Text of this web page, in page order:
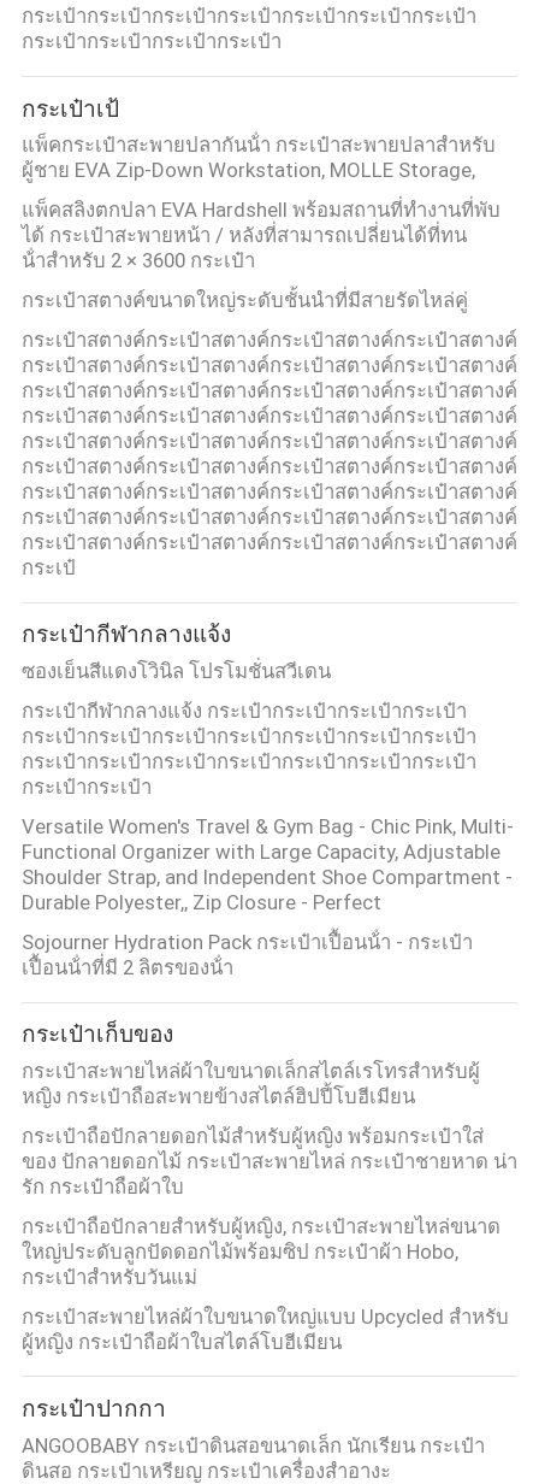
กระเป๋ากระเป๋ากระเป๋ากระเป๋ากระเป๋ากระเป๋ากระเป๋า
กระเป๋ากระเป๋ากระเป๋ากระเป๋า
กระเป๋าเป้
แพ็คกระเป๋าสะพายปลากันน้ํา กระเป๋าสะพายปลาสําหรับ
ผู้ชาย EVA Zip-Down Workstation, MOLLE Storage,
แพ็คสลิงตกปลา EVA Hardshell พร้อมสถานที่ทํางานที่พับ
ได้ กระเป๋าสะพายหน้า / หลังที่สามารถเปลี่ยนได้ที่ทน
น้ําสําหรับ 2 × 3600 กระเป๋า
กระเป๋าสตางค์ขนาดใหญ่ระดับชั้นนําที่มีสายรัดไหล่คู่
กระเป๋าสตางค์กระเป๋าสตางค์กระเป๋าสตางค์กระเป๋าสตางค์
กระเป๋าสตางค์กระเป๋าสตางค์กระเป๋าสตางค์กระเป๋าสตางค์
กระเป๋าสตางค์กระเป๋าสตางค์กระเป๋าสตางค์กระเป๋าสตางค์
กระเป๋าสตางค์กระเป๋าสตางค์กระเป๋าสตางค์กระเป๋าสตางค์
กระเป๋าสตางค์กระเป๋าสตางค์กระเป๋าสตางค์กระเป๋าสตางค์
กระเป๋าสตางค์กระเป๋าสตางค์กระเป๋าสตางค์กระเป๋าสตางค์
กระเป๋าสตางค์กระเป๋าสตางค์กระเป๋าสตางค์กระเป๋าสตางค์
กระเป๋าสตางค์กระเป๋าสตางค์กระเป๋าสตางค์กระเป๋าสตางค์
กระเป๋าสตางค์กระเป๋าสตางค์กระเป๋าสตางค์กระเป๋าสตางค์
กระเป๋
กระเป๋ากีฬากลางแจ้ง
ซองเย็นสีแดงโวินิล โปรโมชั่นสวีเดน
กระเป๋ากีฬากลางแจ้ง กระเป๋ากระเป๋ากระเป๋ากระเป๋า
กระเป๋ากระเป๋ากระเป๋ากระเป๋ากระเป๋ากระเป๋ากระเป๋า
กระเป๋ากระเป๋ากระเป๋ากระเป๋ากระเป๋ากระเป๋ากระเป๋า
กระเป๋ากระเป๋า
Versatile Women's Travel & Gym Bag - Chic Pink, Multi-
Functional Organizer with Large Capacity, Adjustable
Shoulder Strap, and Independent Shoe Compartment -
Durable Polyester,, Zip Closure - Perfect
Sojourner Hydration Pack กระเป๋าเปื้อนน้ํา - กระเป๋า
เปื้อนน้ําที่มี 2 ลิตรของน้ํา
กระเป๋าเก็บของ
กระเป๋าสะพายไหล่ผ้าใบขนาดเล็กสไตล์เรโทรสำหรับผู้
หญิง กระเป๋าถือสะพายข้างสไตล์ฮิปปี้โบฮีเมียน
กระเป๋าถือปักลายดอกไม้สำหรับผู้หญิง พร้อมกระเป๋าใส่
ของ ปักลายดอกไม้ กระเป๋าสะพายไหล่ กระเป๋าชายหาด น่า
รัก กระเป๋าถือผ้าใบ
กระเป๋าถือปักลายสำหรับผู้หญิง, กระเป๋าสะพายไหล่ขนาด
ใหญ่ประดับลูกปัดดอกไม้พร้อมซิป กระเป๋าผ้า Hobo,
กระเป๋าสำหรับวันแม่
กระเป๋าสะพายไหล่ผ้าใบขนาดใหญ่แบบ Upcycled สำหรับ
ผู้หญิง กระเป๋าถือผ้าใบสไตล์โบฮีเมียน
กระเป๋าปากกา
ANGOOBABY กระเป๋าดินสอขนาดเล็ก นักเรียน กระเป๋า
ดินสอ กระเป๋าเหรียญ กระเป๋าเครื่องสําอางะ